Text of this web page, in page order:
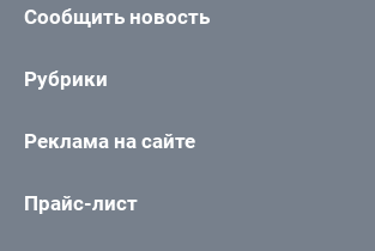
Сообщить новость
Рубрики
Реклама на сайте
Прайс-лист